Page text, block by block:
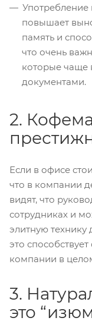
Употребление
повышает
память и
что очень
которые чаще
документами.
2.
Если в офисе
что в компании
видят, что
сотрудниках и
элитную технику
это
компании в
3.
это